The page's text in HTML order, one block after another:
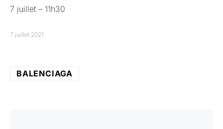
7 juillet – 11h30
7 juillet 2021
BALENCIAGA